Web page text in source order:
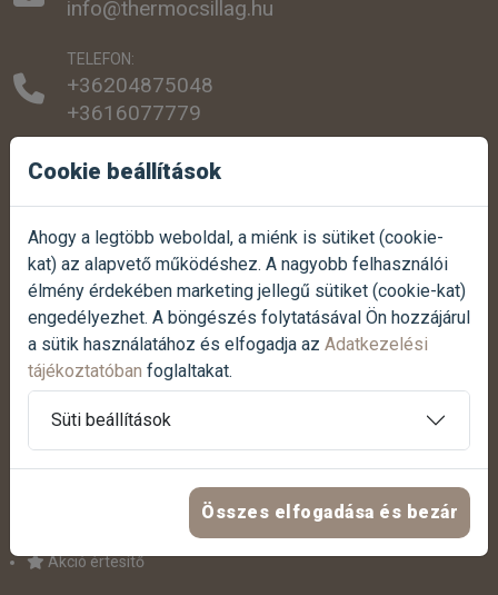
info@thermocsillag.hu
TELEFON:
+36204875048
+3616077779
SZEMÉLYES ÁTVÉTEL:
NYITVATARTÁS:
Hétfőtől-péntekig:07:00 - 17:00
Szombaton:07:30 - 12:00
Vasárnap:Zárva
Termék reklamáció bejelentése
Panasz bejelentése
Akció értesítő
Cookie beállítások
Ahogy a legtöbb weboldal, a miénk is sütiket (cookie-
kat) az alapvető működéshez. A nagyobb felhasználói
élmény érdekében marketing jellegű sütiket (cookie-kat)
engedélyezhet. A böngészés folytatásával Ön hozzájárul
a sütik használatához és elfogadja az Adatkezelési
tájékoztatóban foglaltakat.
Süti beállítások
Összes elfogadása és bezár